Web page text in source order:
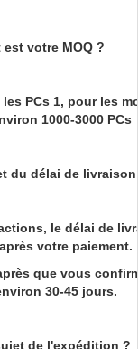
est votre MOQ ?
PCs 1, pour les
1000-3000 PCs
du délai de
le délai de
votre paiement.
que vous
30-45 jours.
de l'expédition ?